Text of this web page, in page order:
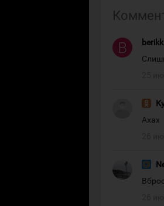
Ахах